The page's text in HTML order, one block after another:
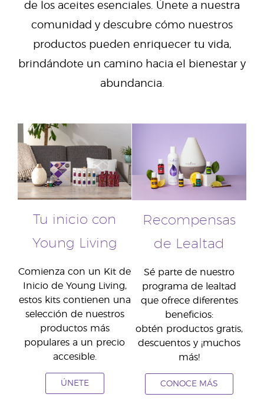
de los aceites esenciales. Únete a nuestra
comunidad y descubre cómo nuestros
productos pueden enriquecer tu vida,
brindándote un camino hacia el bienestar y
abundancia.
Tu inicio con
Young Living
Comienza con un Kit de
Inicio de Young Living,
estos kits contienen una
selección de nuestros
productos más
populares a un precio
accesible.
ÚNETE
Recompensas
de Lealtad
Sé parte de nuestro
programa de lealtad
que ofrece diferentes
beneficios:
obtén productos gratis,
descuentos y ¡muchos
más!
CONOCE MÁS